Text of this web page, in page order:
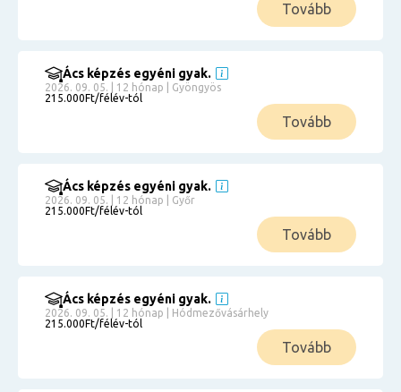
Tovább
Ács képzés egyéni gyak.
2026. 09. 05. | 12 hónap | Gyöngyös
215.000Ft/félév-tól
Tovább
Ács képzés egyéni gyak.
2026. 09. 05. | 12 hónap | Győr
215.000Ft/félév-tól
Tovább
Ács képzés egyéni gyak.
2026. 09. 05. | 12 hónap | Hódmezővásárhely
215.000Ft/félév-tól
Tovább